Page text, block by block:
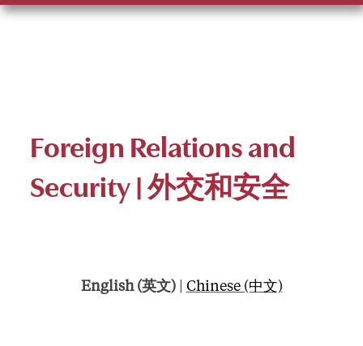
Foreign Relations and
Security| 外交和安全
English (英文)| Chinese (中文)